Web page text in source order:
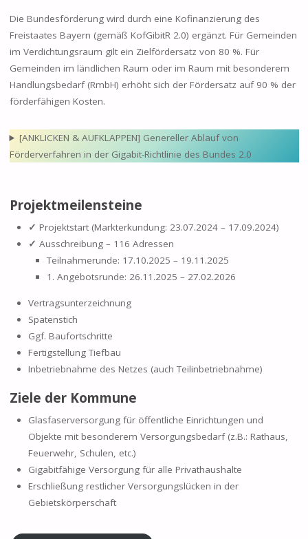
Die Bundesförderung wird durch eine Kofinanzierung des
Freistaates Bayern (gemäß KofGibitR 2.0) ergänzt. Für Gemeinden
im Verdichtungsraum gilt ein Zielfördersatz von 80 %. Für
Gemeinden im ländlichen Raum oder im Raum mit besonderem
Handlungsbedarf (RmbH) erhöht sich der Fördersatz auf 90 % der
förderfähigen Kosten.
[ANKLICKEN & AUFKLAPPEN] Genereller Ablauf von
Förderverfahren in der Gigabit-Richtlinie des Bundes 2.0
Projektmeilensteine
✓ Projektstart (Markterkundung: 23.07.2024 – 17.09.2024)
✓ Ausschreibung – 116 Adressen
Teilnahmerunde: 17.10.2025 – 19.11.2025
1. Angebotsrunde: 26.11.2025 – 27.02.2026
Vertragsunterzeichnung
Spatenstich
Ggf. Baufortschritte
Fertigstellung Tiefbau
Inbetriebnahme des Netzes (auch Teilinbetriebnahme)
Ziele der Kommune
Glasfaserversorgung für öffentliche Einrichtungen und
Objekte mit besonderem Versorgungsbedarf (z.B.: Rathaus,
Feuerwehr, Schulen, etc.)
Gigabitfähige Versorgung für alle Privathaushalte
Erschließung restlicher Versorgungslücken in der
Gebietskörperschaft